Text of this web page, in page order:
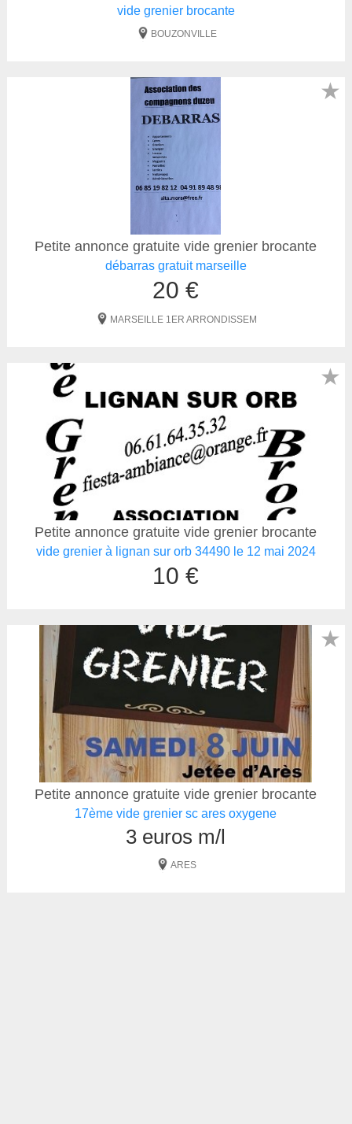
vide grenier brocante
BOUZONVILLE
Petite annonce gratuite vide grenier brocante
débarras gratuit marseille
20 €
MARSEILLE 1ER ARRONDISSEM
★
Petite annonce gratuite vide grenier brocante
vide grenier à lignan sur orb 34490 le 12 mai 2024
10 €
★
Petite annonce gratuite vide grenier brocante
17ème vide grenier sc ares oxygene
3 euros m/l
ARES
★